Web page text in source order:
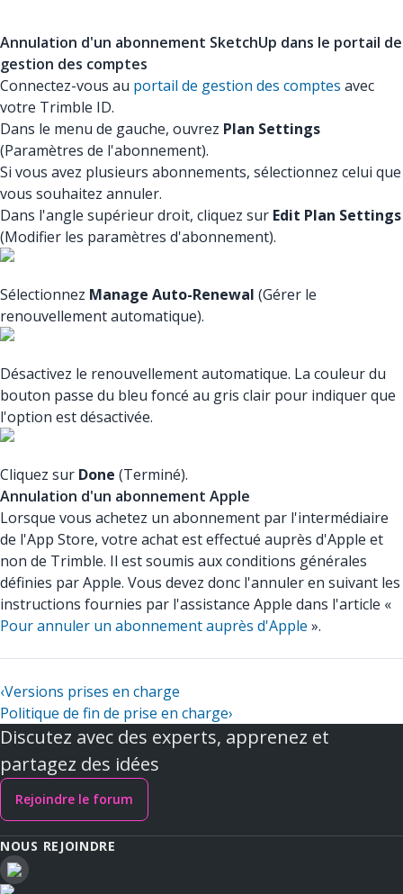
Annulation d'un abonnement SketchUp dans le portail de
gestion des comptes
Connectez-vous au portail de gestion des comptes avec
votre Trimble ID.
Dans le menu de gauche, ouvrez Plan Settings
(Paramètres de l'abonnement).
Si vous avez plusieurs abonnements, sélectionnez celui que
vous souhaitez annuler.
Dans l'angle supérieur droit, cliquez sur Edit Plan Settings
(Modifier les paramètres d'abonnement).
Sélectionnez Manage Auto-Renewal (Gérer le
renouvellement automatique).
Désactivez le renouvellement automatique. La couleur du
bouton passe du bleu foncé au gris clair pour indiquer que
l'option est désactivée.
Cliquez sur Done (Terminé).
Annulation d'un abonnement Apple
Lorsque vous achetez un abonnement par l'intermédiaire
de l'App Store, votre achat est effectué auprès d'Apple et
non de Trimble. Il est soumis aux conditions générales
définies par Apple. Vous devez donc l'annuler en suivant les
instructions fournies par l'assistance Apple dans l'article «
Pour annuler un abonnement auprès d'Apple ».
‹Versions prises en charge
Politique de fin de prise en charge›
Discutez avec des experts, apprenez et
partagez des idées
Rejoindre le forum
NOUS REJOINDRE